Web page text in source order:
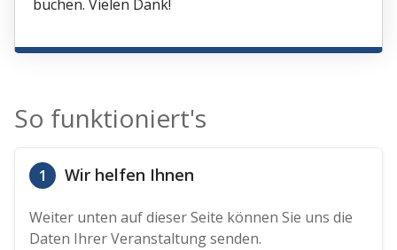
buchen. Vielen Dank!
So funktioniert's
1 Wir helfen Ihnen
Weiter unten auf dieser Seite können Sie uns die
Daten Ihrer Veranstaltung senden.